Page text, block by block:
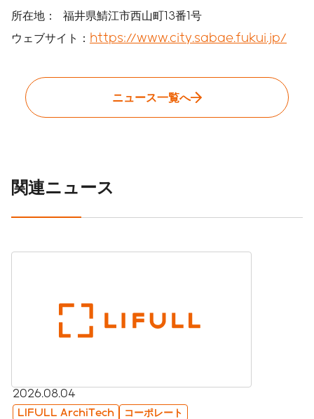
所在地： 福井県鯖江市西山町13番1号
ウェブサイト： https://www.city.sabae.fukui.jp/
ニュース一覧へ
関連ニュース
2026.08.04
LIFULL ArchiTech コーポレート